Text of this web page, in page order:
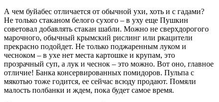
А чем буйабес отличается от обычной ухи, хоть и с гадами?
Не только стаканом белого сухого – в уху еще Пушкин
советовал добавлять стакан шабли. Можно не сверхдорогого
марочного, обычный крымский рислинг или ркацители
прекрасно подойдет. Не только поджаренным луком и
чесноком – в ухе нет места картошке и крупам, это
прозрачный суп, а лук и чеснок – это можно. Вот оно, главное
отличие! Банка консервированных помидоров. Пульпа с
мякотью тоже годится, ее сейчас всюду продают. Помяли
малость полбанки и ждем, пока будет самое время.